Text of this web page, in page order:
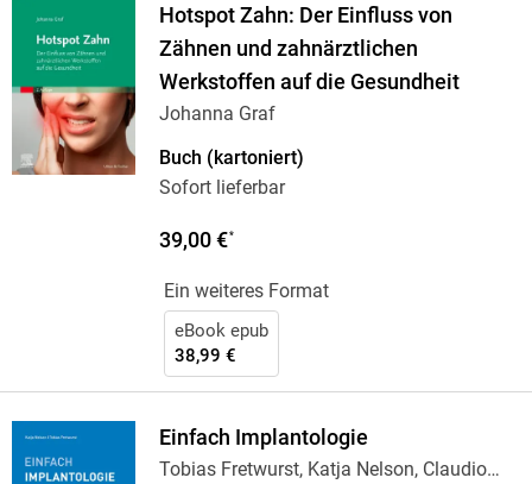
Hotspot Zahn: Der Einfluss von
Zähnen und zahnärztlichen
Werkstoffen auf die Gesundheit
Johanna Graf
Buch (kartoniert)
Sofort lieferbar
39,00 €*
Ein weiteres Format
eBook epub
38,99 €
Einfach Implantologie
Tobias Fretwurst, Katja Nelson, Claudio